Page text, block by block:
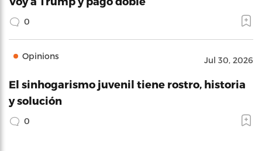
0
Opinions Jul 30, 2026
El sinhogarismo juvenil tiene rostro, historia
y solución
0